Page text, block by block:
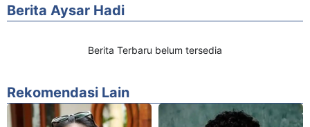
Berita Aysar Hadi
Berita Terbaru belum tersedia
Rekomendasi Lain